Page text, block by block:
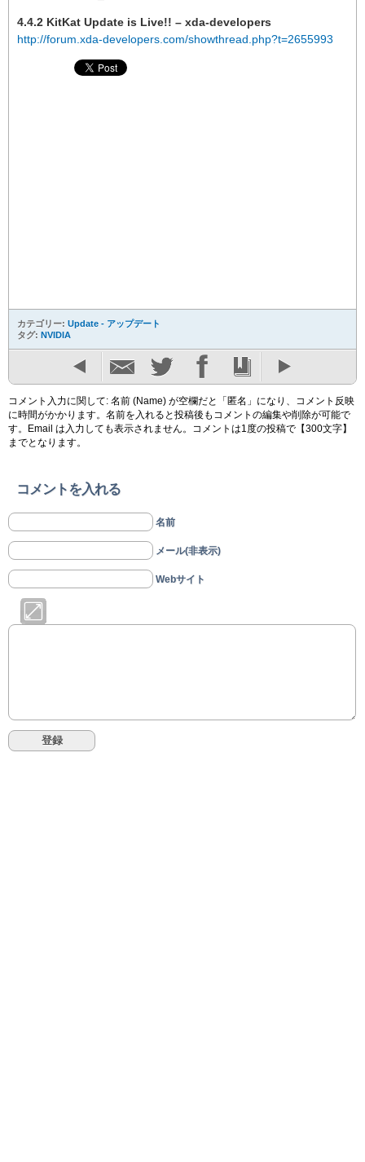
4.4.2 KitKat Update is Live!! – xda-developers
http://forum.xda-developers.com/showthread.php?t=2655993
カテゴリー: Update - アップデート
タグ: NVIDIA
コメント入力に関して: 名前 (Name) が空欄だと「匿名」になり、コメント反映
に時間がかかります。名前を入れると投稿後もコメントの編集や削除が可能で
す。Email は入力しても表示されません。コメントは1度の投稿で【300文字】
までとなります。
コメントを入れる
名前
メール(非表示)
Webサイト